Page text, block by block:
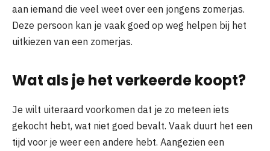
aan iemand die veel weet over een jongens zomerjas.
Deze persoon kan je vaak goed op weg helpen bij het
uitkiezen van een zomerjas.
Wat als je het verkeerde koopt?
Je wilt uiteraard voorkomen dat je zo meteen iets
gekocht hebt, wat niet goed bevalt. Vaak duurt het een
tijd voor je weer een andere hebt. Aangezien een